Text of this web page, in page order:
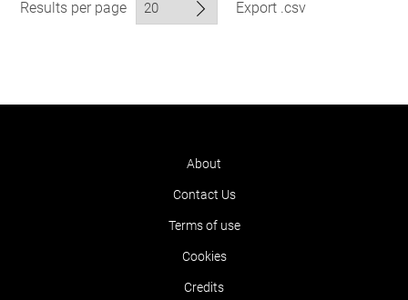
Results per page Export .csv
About
Contact Us
Terms of use
Cookies
Credits